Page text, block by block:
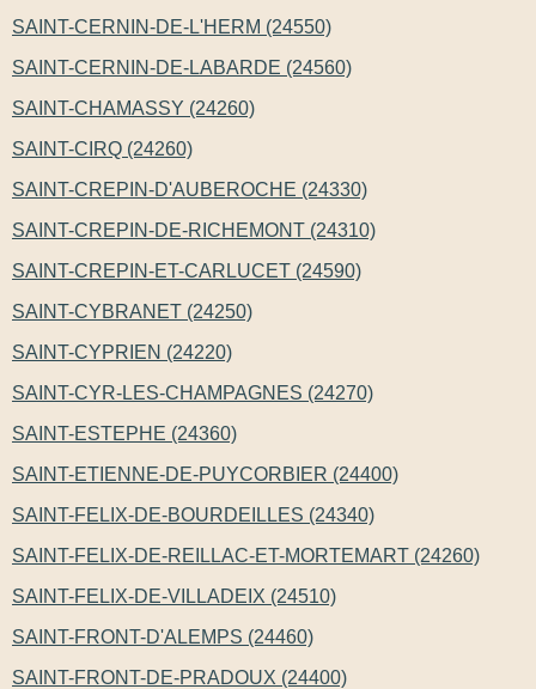
SAINT-CERNIN-DE-L'HERM (24550)
SAINT-CERNIN-DE-LABARDE (24560)
SAINT-CHAMASSY (24260)
SAINT-CIRQ (24260)
SAINT-CREPIN-D'AUBEROCHE (24330)
SAINT-CREPIN-DE-RICHEMONT (24310)
SAINT-CREPIN-ET-CARLUCET (24590)
SAINT-CYBRANET (24250)
SAINT-CYPRIEN (24220)
SAINT-CYR-LES-CHAMPAGNES (24270)
SAINT-ESTEPHE (24360)
SAINT-ETIENNE-DE-PUYCORBIER (24400)
SAINT-FELIX-DE-BOURDEILLES (24340)
SAINT-FELIX-DE-REILLAC-ET-MORTEMART (24260)
SAINT-FELIX-DE-VILLADEIX (24510)
SAINT-FRONT-D'ALEMPS (24460)
SAINT-FRONT-DE-PRADOUX (24400)